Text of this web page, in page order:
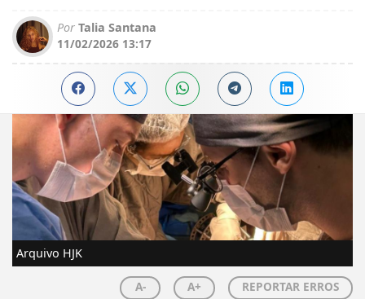
Por Talia Santana
11/02/2026 13:17
Arquivo HJK
A- A+ REPORTAR ERROS